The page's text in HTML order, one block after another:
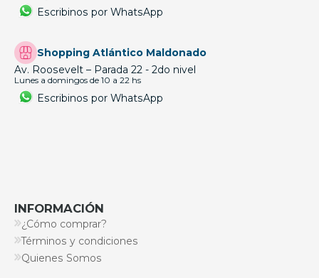
Escribinos por WhatsApp
Shopping Atlántico Maldonado
Av. Roosevelt – Parada 22 - 2do nivel
Lunes a domingos de 10 a 22 hs
Escribinos por WhatsApp
INFORMACIÓN
¿Cómo comprar?
Términos y condiciones
Quienes Somos